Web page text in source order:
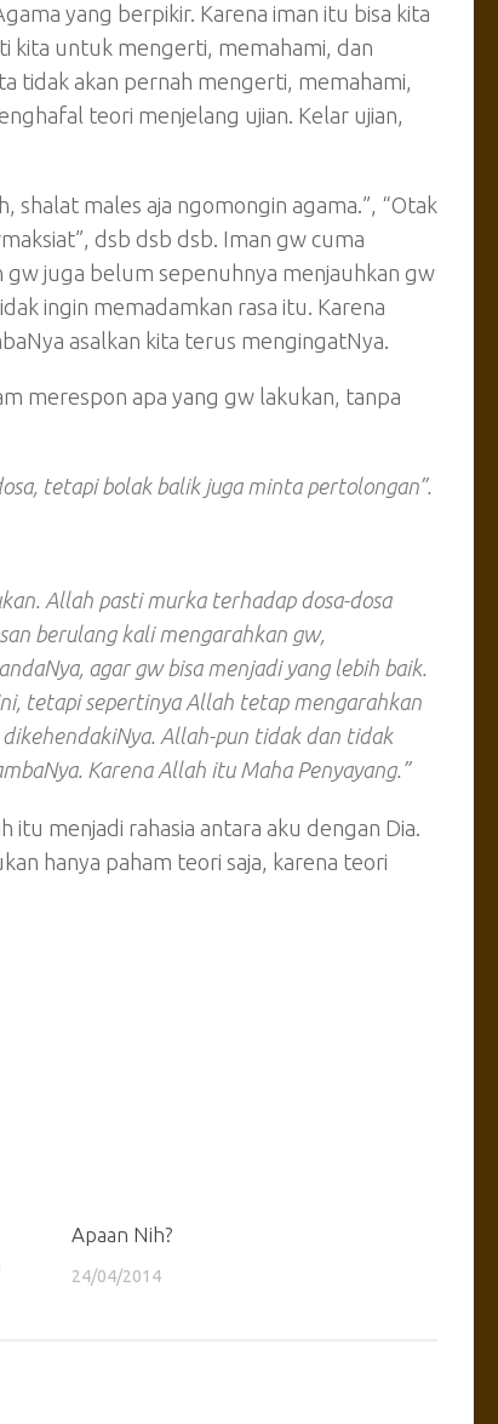
yang berpikir. Karena iman itu bisa kita
kita untuk mengerti, memahami, dan
tidak akan pernah mengerti, memahami,
teori menjelang ujian. Kelar ujian,
shalat males aja ngomongin agama.”, “Otak
dsb dsb dsb. Iman gw cuma
gw juga belum sepenuhnya menjauhkan gw
ingin memadamkan rasa itu. Karena
asalkan kita terus mengingatNya.
merespon apa yang gw lakukan, tanpa
tetapi bolak balik juga minta pertolongan”.
Allah pasti murka terhadap dosa-dosa
berulang kali mengarahkan gw,
agar gw bisa menjadi yang lebih baik.
tetapi sepertinya Allah tetap mengarahkan
Allah-pun tidak dan tidak
Karena Allah itu Maha Penyayang.”
itu menjadi rahasia antara aku dengan Dia.
hanya paham teori saja, karena teori
Apaan Nih?
24/04/2014